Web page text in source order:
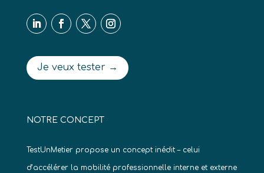
Je veux tester →
NOTRE CONCEPT
TestUnMetier propose un concept inédit – celui
d’accélérer la mobilité professionnelle interne et externe